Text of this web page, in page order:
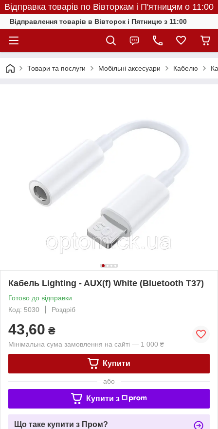
Відправка товарів по Вівторкам і П'ятницям о 11:00
Відправлення товарів в Вівторок і Пятницю з 11:00
Товари та послуги Мобільні аксесуари Кабелю
Кабель Lighting - AUX(f) White (Bluetooth T37)
Готово до відправки
Код: 5030
Роздріб
43,60 ₴
Мінімальна сума замовлення на сайті — 1 000 ₴
Купити
або
Купити з
Що таке купити з Пром?